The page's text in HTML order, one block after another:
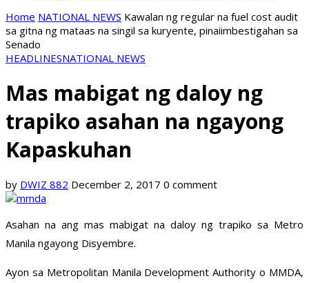
Home NATIONAL NEWS Kawalan ng regular na fuel cost audit
sa gitna ng mataas na singil sa kuryente, pinaiimbestigahan sa
Senado
HEADLINESNATIONAL NEWS
Mas mabigat ng daloy ng
trapiko asahan na ngayong
Kapaskuhan
by DWIZ 882 December 2, 2017 0 comment
Asahan na ang mas mabigat na daloy ng trapiko sa Metro
Manila ngayong Disyembre.
Ayon sa Metropolitan Manila Development Authority o MMDA,